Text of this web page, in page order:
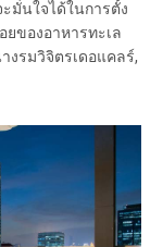
มั่นใจได้ในการตั้ง
ของอาหารทะเล
งรมวิจิตรเดอแคลร์,